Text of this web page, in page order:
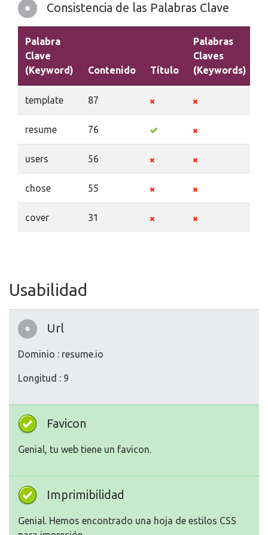
Consistencia de las Palabras Clave
Palabra
Clave
(Keyword)
Contenido Título
Palabras
Claves
(Keywords)
template 87
resume 76
users 56
chose 55
cover 31
Usabilidad
Url
Dominio : resume.io
Longitud : 9
Favicon
Genial, tu web tiene un favicon.
Imprimibilidad
Genial. Hemos encontrado una hoja de estilos CSS